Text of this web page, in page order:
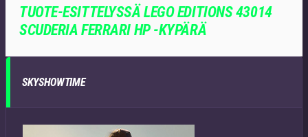
TUOTE-ESITTELYSSÄ LEGO EDITIONS 43014
SCUDERIA FERRARI HP ‑KYPÄRÄ
SKYSHOWTIME